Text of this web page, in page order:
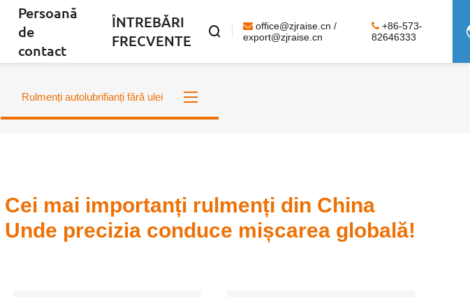
Persoană
de
contact
ÎNTREBĂRI
FRECVENTE

office@zjraise.cn /
export@zjraise.cn
+86-573-
82646333
Rulmenți autolubrifianți fără ulei
Cei mai importanți rulmenți din China
Unde precizia conduce mișcarea globală!